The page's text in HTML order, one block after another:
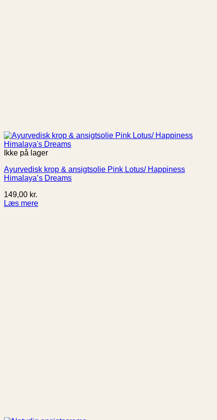
Ikke på lager
Ayurvedisk krop & ansigtsolie Pink Lotus/ Happiness
Himalaya’s Dreams
149,00 kr.
Læs mere